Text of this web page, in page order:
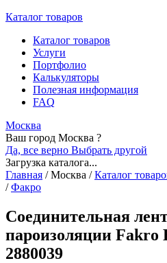
Каталог товаров
Каталог товаров
Услуги
Портфолио
Калькуляторы
Полезная информация
FAQ
Москва
Ваш город Москва ?
Да, все верно Выбрать другой
Загрузка каталога...
Главная /Москва / Каталог
/ Факро
Соединительная
пароизоляции Fakro
2880039